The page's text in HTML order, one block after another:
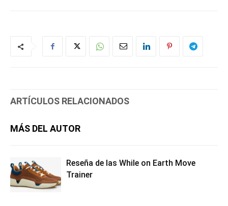
ARTÍCULOS RELACIONADOS
MÁS DEL AUTOR
Reseña de las While on Earth Move
Trainer